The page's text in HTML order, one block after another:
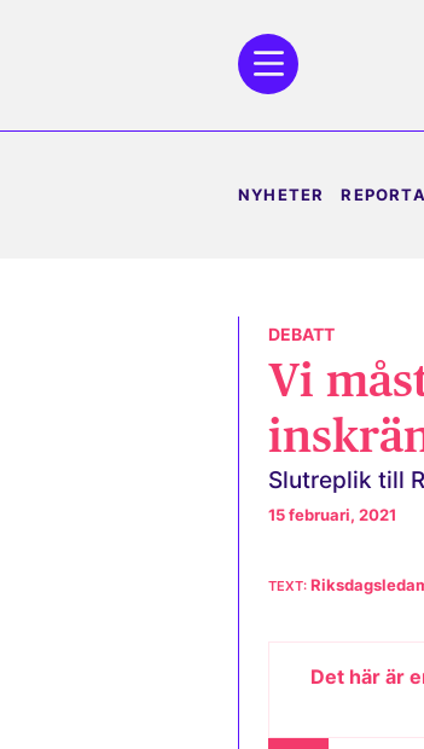
NYHETER
DEBATT
Vi
Slutreplik till
15 februari, 2021
Det här är